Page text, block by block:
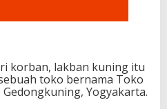
korban, lakban kuning itu
toko bernama Toko
Yogyakarta.